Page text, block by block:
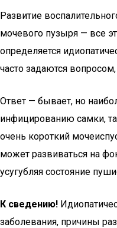
Развитие
мочевого пузыря — все
определяется
часто задаются
Ответ — бывает, но
инфицированию самки,
очень короткий
может развиваться на
усугубляя состояние
К сведению!
заболевания, причины